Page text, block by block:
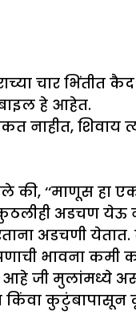
चार भिंतीत
हे आहेत.
नाहीत, शिवाय
की, ‘‘माणूस हा
अडचण येऊ
अडचणी
भावना कमी
आहे जी मुलांमध्ये
कुटुंबापासून